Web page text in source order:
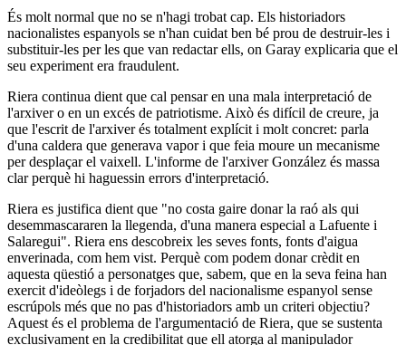
És molt normal que no se n'hagi trobat cap. Els historiadors
nacionalistes espanyols se n'han cuidat ben bé prou de destruir-les i
substituir-les per les que van redactar ells, on Garay explicaria que el
seu experiment era fraudulent.
Riera continua dient que cal pensar en una mala interpretació de
l'arxiver o en un excés de patriotisme. Això és difícil de creure, ja
que l'escrit de l'arxiver és totalment explícit i molt concret: parla
d'una caldera que generava vapor i que feia moure un mecanisme
per desplaçar el vaixell. L'informe de l'arxiver González és massa
clar perquè hi haguessin errors d'interpretació.
Riera es justifica dient que "no costa gaire donar la raó als qui
desemmascararen la llegenda, d'una manera especial a Lafuente i
Salaregui". Riera ens descobreix les seves fonts, fonts d'aigua
enverinada, com hem vist. Perquè com podem donar crèdit en
aquesta qüestió a personatges que, sabem, que en la seva feina han
exercit d'ideòlegs i de forjadors del nacionalisme espanyol sense
escrúpols més que no pas d'historiadors amb un criteri objectiu?
Aquest és el problema de l'argumentació de Riera, que se sustenta
exclusivament en la credibilitat que ell atorga al manipulador